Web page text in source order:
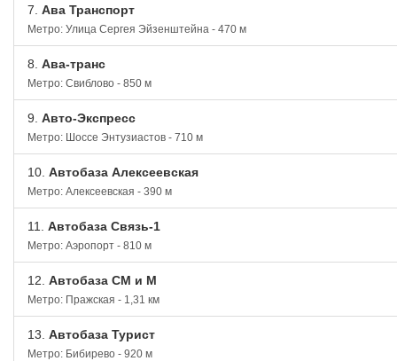
7. Ава Транспорт
Метро: Улица Сергея Эйзенштейна - 470 м
8. Ава-транс
Метро: Свиблово - 850 м
9. Авто-Экспресс
Метро: Шоссе Энтузиастов - 710 м
10. Автобаза Алексеевская
Метро: Алексеевская - 390 м
11. Автобаза Связь-1
Метро: Аэропорт - 810 м
12. Автобаза СМ и М
Метро: Пражская - 1,31 км
13. Автобаза Турист
Метро: Бибирево - 920 м